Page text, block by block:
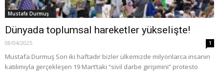
Mustafa Durmuş
Dünyada toplumsal hareketler yükselişte!
08/04/2025 1
Mustafa Durmuş Son iki haftadır bizler ülkemizde milyonlarca insanın
katılımıyla gerçekleşen 19 Mart’taki “sivil darbe girişimini” protesto